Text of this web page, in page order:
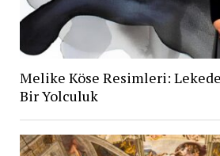
Melike Köse Resimleri:
Bir Yolculuk